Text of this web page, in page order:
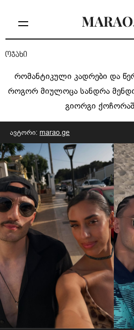
ოჯახი
რომანტიკული კადრები და
როგორ მიულოცა სანდრა
გიორგი
ავტორი: marao.ge